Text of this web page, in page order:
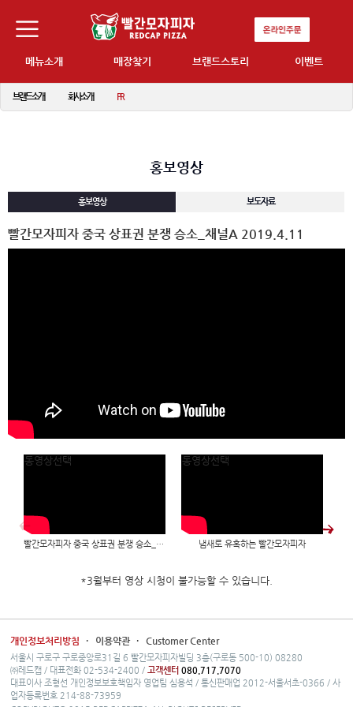
메뉴소개 매장찾기 브랜드스토리
브랜드소개 회사소개 PR
이벤트
홍보영상
홍보영상 보도자료
빨간모자피자 중국 상표권 분쟁 승소_채널A 2019.4.11
빨간모자피자 중국 상표권 분쟁 승소_채널A 2019.4.11 냄새로 유혹하는 빨간모자피자
동영상선택 동영상선택
*3월부터 영상 시청이 불가능할 수 있습니다.
개인정보처리방침 · 이용약관 · Customer Center
서울시 구로구 구로중앙로31길 6 빨간모자피자빌딩 3층(구로동 500-10) 08280
㈜레드캡 / 대표전화 02-534-2400 /고객센터 080.717.7070
대표이사 조형선 개인정보보호책임자 영업팀 심용석 / 통신판매업 2012-서울서초-0366 / 사
업자등록번호 214-88-73959